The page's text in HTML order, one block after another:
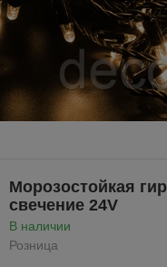
Морозостойкая
свечение 24V
В наличии
Розница